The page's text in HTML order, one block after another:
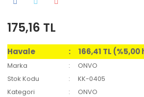
175,16 TL
Havale 166,41 TL
Marka
ONVO
Stok Kodu
KK-0405
Kategori
ONVO